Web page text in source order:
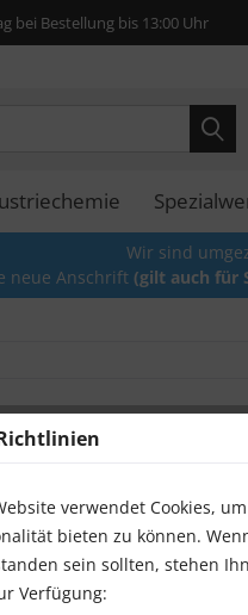
bei Bestellung bis 13:00 Uhr
Wir sind
neue Anschrift (gilt auch für
verwendet Cookies,
bieten zu können.
sein sollten, stehen
Verfügung: